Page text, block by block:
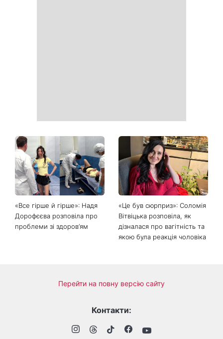
«Все гірше й гірше»: Надя
Дорофєєва розповіла про
проблеми зі здоров’ям
«Це був сюрприз»: Соломія
Вітвіцька розповіла, як
дізналася про вагітність та
якою була реакція чоловіка
Перейти на повну версію сайту
Контакти: